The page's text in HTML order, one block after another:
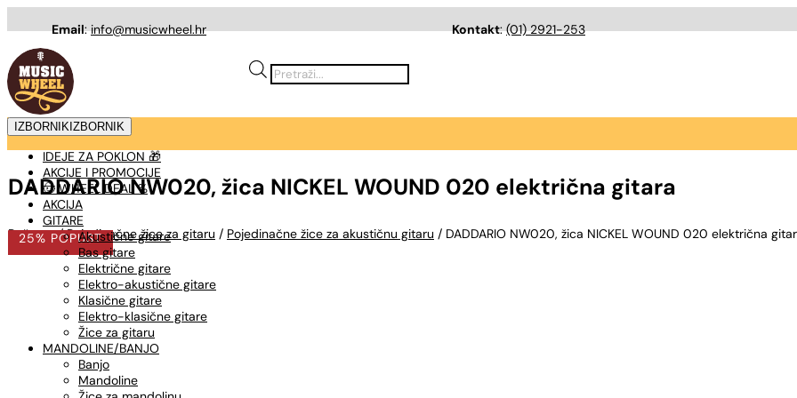
Email: info@musicwheel.hr Kontakt:(01) 2921-253
Products
search
IZBORNIK IZBORNIK
IDEJE ZA POKLON 🎁
AKCIJE I PROMOCIJE
🤠 WHEEL DEAL %
AKCIJA
GITARE
Akustične gitare
Bas gitare
Električne gitare
Elektro-akustične gitare
Klasične gitare
Elektro-klasične gitare
Žice za gitaru
MANDOLINE/BANJO
Banjo
Mandoline
DADDARIO NW020, žica NICKEL WOUND 020 električna gitara
Početna/Pojedinačne žice za gitaru / Pojedinačne žice za akustičnu gitaru / DADDARIO NW020, žica NICKEL WOUND 020 električna
25% POPUST